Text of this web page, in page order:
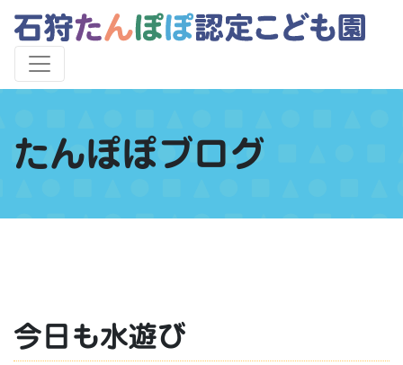
たんぽぽブログ
今日も水遊び